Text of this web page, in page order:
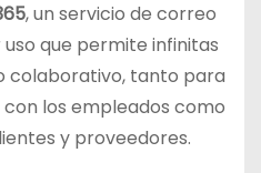
, un servicio de correo
que permite infinitas
colaborativo, tanto para
los empleados como
y proveedores.